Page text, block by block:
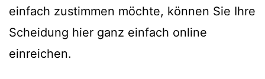
einfach zustimmen möchte, können Sie Ihre
Scheidung hier ganz einfach online
einreichen.